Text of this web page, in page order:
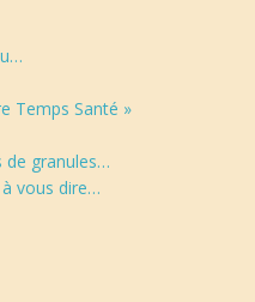
Temps Santé »
de granules…
vous dire…